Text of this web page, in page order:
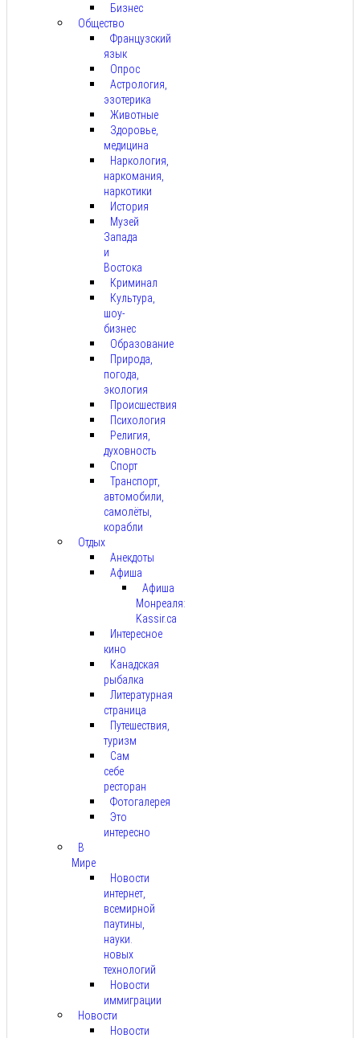
Бизнес
Общество
Французский
язык
Опрос
Астрология,
эзотерика
Животные
Здоровье,
медицина
Наркология,
наркомания,
наркотики
История
Музей
Запада
и
Востока
Криминал
Культура,
шоу-
бизнес
Образование
Природа,
погода,
экология
Происшествия
Психология
Религия,
духовность
Спорт
Транспорт,
автомобили,
самолёты,
корабли
Отдых
Анекдоты
Афиша
Афиша
Монреаля:
Kassir.ca
Интересное
кино
Канадская
рыбалка
Литературная
страница
Путешествия,
туризм
Сам
себе
ресторан
Фотогалерея
Это
интересно
В
Мире
Новости
интернет,
всемирной
паутины,
науки.
новых
технологий
Новости
иммиграции
Новости
Новости